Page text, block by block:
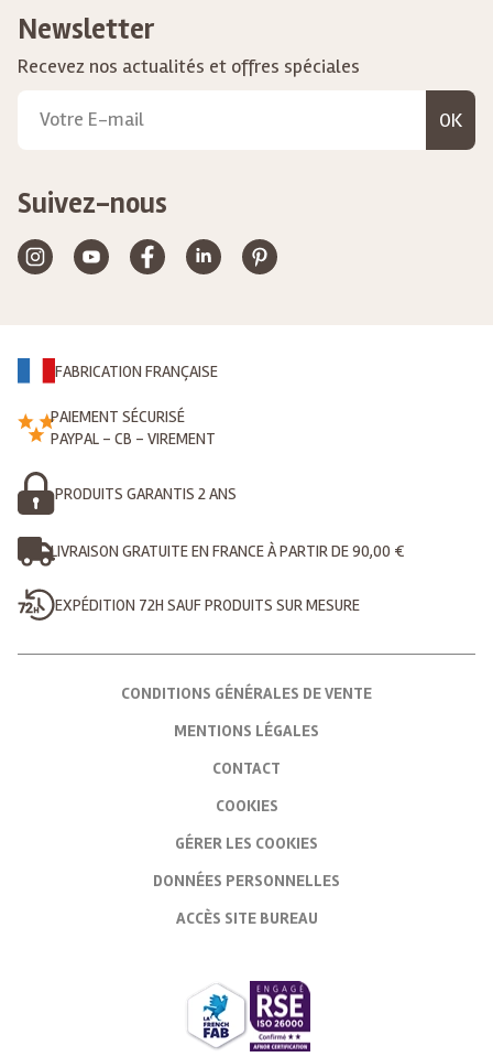
Newsletter
Recevez nos actualités et offres spéciales
OK
Suivez-nous
FABRICATION FRANÇAISE
PAIEMENT SÉCURISÉ
PAYPAL - CB - VIREMENT
PRODUITS GARANTIS 2 ANS
LIVRAISON GRATUITE EN FRANCE À PARTIR DE 90,00 €
EXPÉDITION 72H SAUF PRODUITS SUR MESURE
CONDITIONS GÉNÉRALES DE VENTE
MENTIONS LÉGALES
CONTACT
COOKIES
GÉRER LES COOKIES
DONNÉES PERSONNELLES
ACCÈS SITE BUREAU